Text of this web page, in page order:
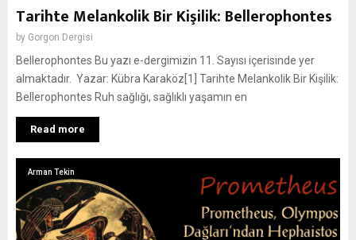
Tarihte Melankolik Bir Kişilik: Bellerophontes
by Gorgon Dergisi
Bellerophontes Bu yazı e-dergimizin 11. Sayısı içerisinde yer
almaktadır. Yazar: Kübra Karaköz[1] Tarihte Melankolik Bir Kişilik:
Bellerophontes Ruh sağlığı, sağlıklı yaşamın en
Read more
Arman Tekin